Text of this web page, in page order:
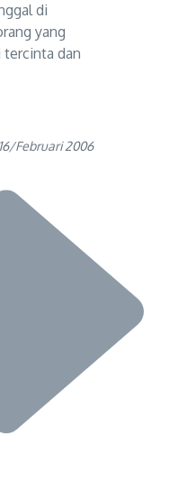
di
yang
tercinta dan
Februari 2006